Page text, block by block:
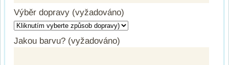
Výběr dopravy (vyžadováno)
Jakou barvu? (vyžadováno)